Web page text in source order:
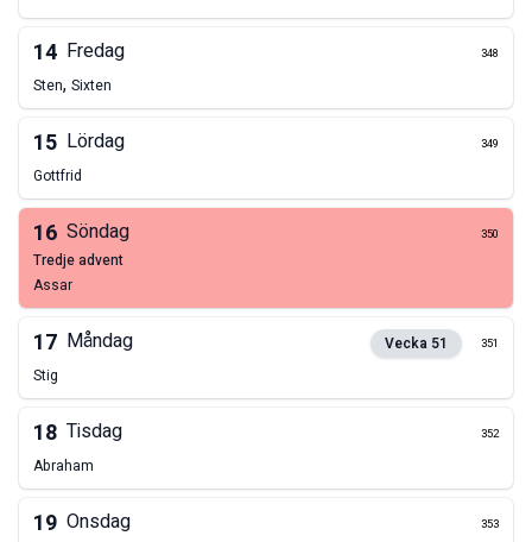
14 Fredag 348
Sten, Sixten
15 Lördag 349
Gottfrid
16 Söndag 350
tredje advent
Assar
17 Måndag Vecka 51 351
Stig
18 Tisdag 352
Abraham
19 Onsdag 353